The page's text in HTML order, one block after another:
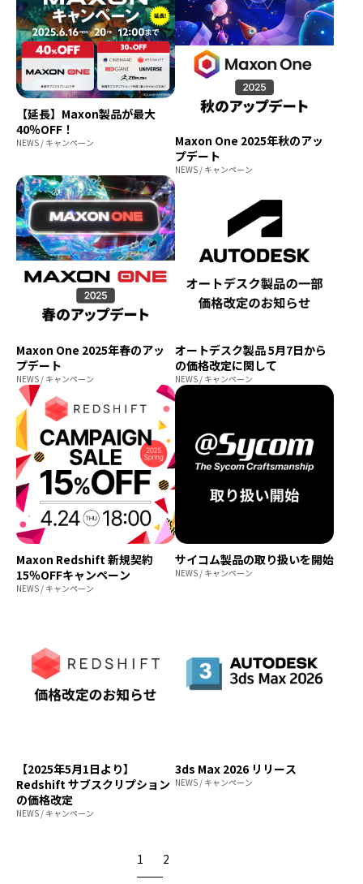
【延長】Maxon製品が最大
40％OFF！
NEWS / キャンペーン
Maxon One 2025年秋のアッ
プデート
NEWS / キャンペーン
Maxon One 2025年春のアッ
プデート
NEWS / キャンペーン
オートデスク製品 5月7日から
の価格改定に関して
NEWS / キャンペーン
Maxon Redshift 新規契約
15％OFFキャンペーン
NEWS / キャンペーン
サイコム製品の取り扱いを開始
NEWS / キャンペーン
【2025年5月1日より】
Redshift サブスクリプション
の価格改定
NEWS / キャンペーン
3ds Max 2026 リリース
NEWS / キャンペーン
1 2